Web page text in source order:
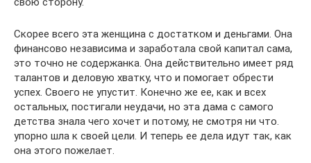
Скорее всего эта женщина с достатком и деньгами. Она
финансово независима и заработала свой капитал сама,
это точно не содержанка. Она действительно имеет ряд
талантов и деловую хватку, что и помогает обрести
успех. Своего не упустит. Конечно же ее, как и всех
остальных, постигали неудачи, но эта дама с самого
детства знала чего хочет и потому, не смотря ни что.
упорно шла к своей цели. И теперь ее дела идут так, как
она этого пожелает.